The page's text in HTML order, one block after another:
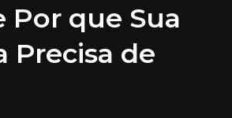
Por que Sua
Precisa de